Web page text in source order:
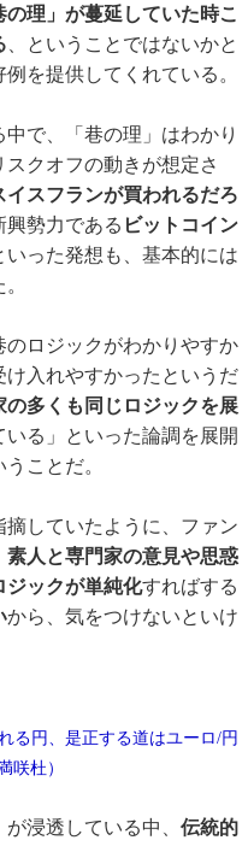
の理」が蔓延していた時こ
、ということではないかと
を提供してくれている。
で、「巷の理」はわかり
クオフの動きが想定さ
スフランが買われるだろ
興勢力である ビットコイン
いった発想も、基本的には
ロジックがわかりやすか
入れやすかったというだ
の多くも同じロジックを展
る」といった論調を展開
ことだ。
していたように、ファン
素人と専門家の意見や思惑
ジックが単純化すればする
から、気をつけないといけ
る円、是正する道はユーロ/円
咲杜）
浸透している中、 伝統的